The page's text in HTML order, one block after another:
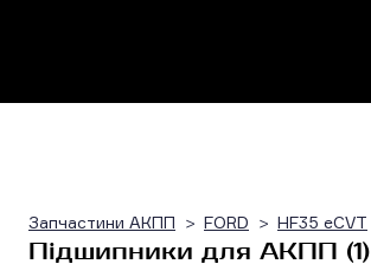
Запчастини АКПП FORD HF35 eCVT
Підшипники для АКПП (1)